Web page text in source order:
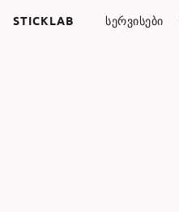
STICKLAB ᲡᲔᲠᲕᲘᲡᲔᲑᲘ